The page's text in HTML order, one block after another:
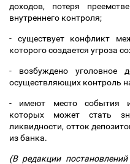
доходов, потеря
внутреннего контроля;
- существует конфликт
которого создается угроза
- возбуждено уголовное
осуществляющих контроль
- имеют место события и
которых может стать
ликвидности, отток
из банка.
(В редакции